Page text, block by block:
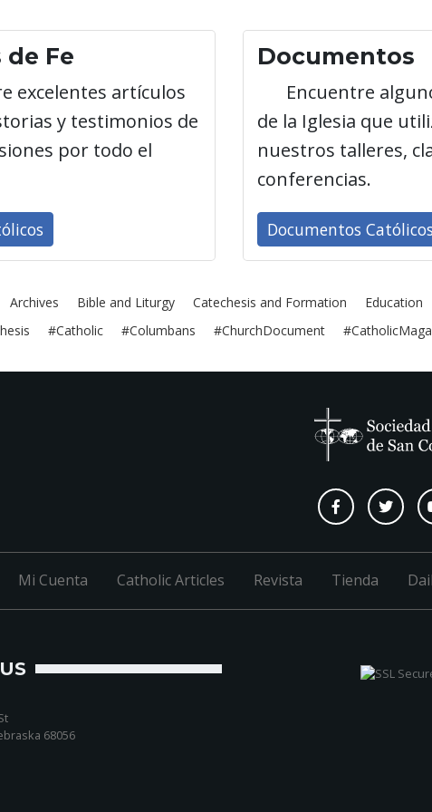
Fe
excelentes artículos
y testimonios de
por todo el
Documentos
Encuentre
de la Iglesia que
nuestros talleres,
conferencias.
Documentos Católicos
Archives Bible and Liturgy Catechesis and Formation Education
#Catholic #Columbans #ChurchDocument
Mi Cuenta Catholic Articles Revista Tienda
68056